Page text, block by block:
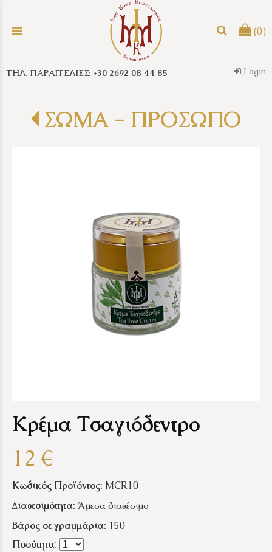
menu (0)
search
ΤΗΛ. ΠΑΡΑΓΓΕΛΙΕΣ: +30 2692 08 44 85 Login
ΣΩΜΑ - ΠΡΟΣΩΠΟ
Κρέμα Τσαγιόδεντρο
12 €
Κωδικός Προϊόντος: MCR10
Διαθεσιμότητα: Άμεσα διαθέσιμο
Βάρος σε γραμμάρια: 150
Ποσότητα: